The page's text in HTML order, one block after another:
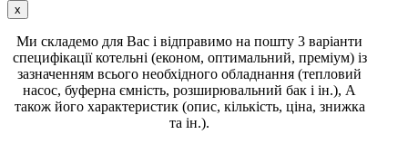
x
Ми складемо для Вас і відправимо на пошту 3 варіанти
специфікації котельні (економ, оптимальний, преміум) із
зазначенням всього необхідного обладнання (тепловий
насос, буферна ємність, розширювальний бак і ін.), А
також його характеристик (опис, кількість, ціна, знижка
та ін.).